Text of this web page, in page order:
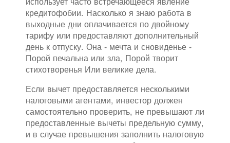
кредитофобии. Насколько я знаю работа в
выходные дни оплачивается по двойному
тарифу или предоставляют дополнительный
день к отпуску. Она - мечта и сновиденье -
Порой печальна или зла, Порой творит
стихотворенья Или великие дела.
Если вычет предоставляется несколькими
налоговыми агентами, инвестор должен
самостоятельно проверить, не превышают ли
предоставленные вычеты предельную сумму,
и в случае превышения заполнить налоговую